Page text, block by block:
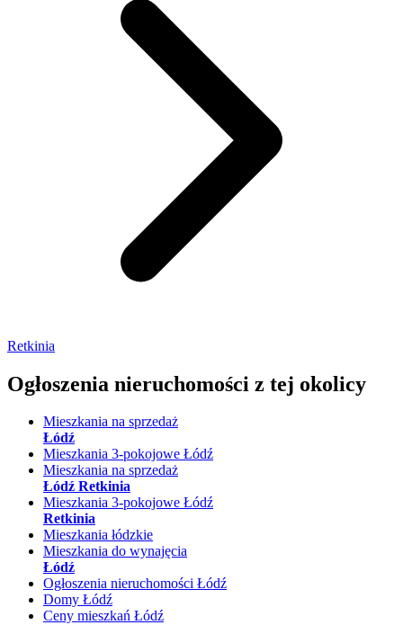
Retkinia
Ogłoszenia nieruchomości z tej okolicy
Mieszkania na sprzedaż
Łódź
Mieszkania 3-pokojowe Łódź
Mieszkania na sprzedaż
Łódź Retkinia
Mieszkania 3-pokojowe Łódź
Retkinia
Mieszkania łódzkie
Mieszkania do wynajęcia
Łódź
Ogłoszenia nieruchomości Łódź
Domy Łódź
Ceny mieszkań Łódź